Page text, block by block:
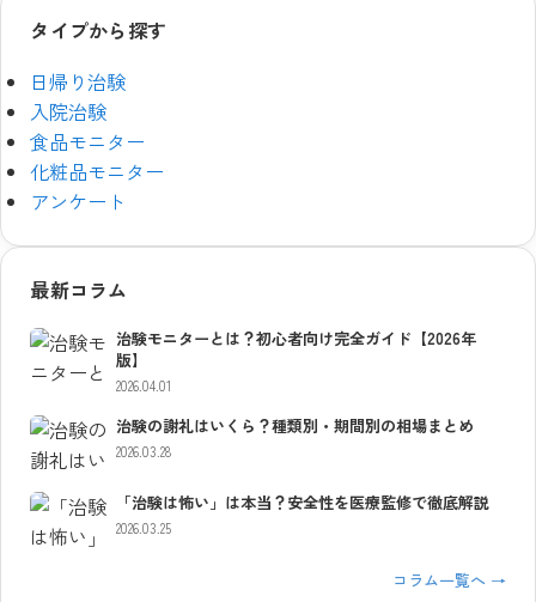
タイプから探す
日帰り治験
入院治験
食品モニター
化粧品モニター
アンケート
最新コラム
治験モニターとは？初心者向け完全ガイド【2026年
版】
2026.04.01
治験の謝礼はいくら？種類別・期間別の相場まとめ
2026.03.28
「治験は怖い」は本当？安全性を医療監修で徹底解説
2026.03.25
コラム一覧へ →